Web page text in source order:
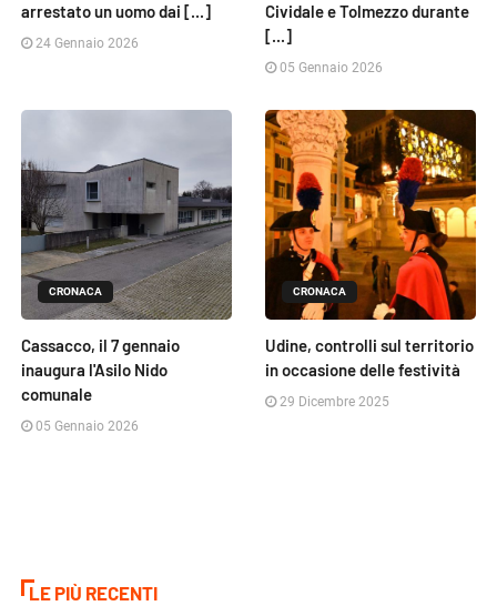
arrestato un uomo dai [...]
24 Gennaio 2026
Cividale e Tolmezzo durante
[...]
05 Gennaio 2026
CRONACA
Cassacco, il 7 gennaio
inaugura l'Asilo Nido
comunale
05 Gennaio 2026
CRONACA
Udine, controlli sul territorio
in occasione delle festività
29 Dicembre 2025
LE PIÙ RECENTI